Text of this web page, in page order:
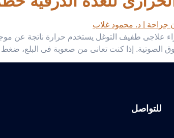
علاجى طفيف التوغل يستخدم حرارة ناتجة عن
الصوتية. إذا كنت تعانى من صعوبة فى البلع،
للتواصل